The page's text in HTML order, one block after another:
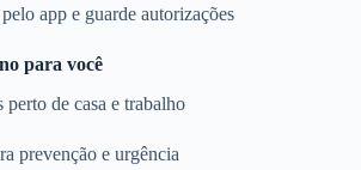
app e guarde autorizações
para você
de casa e trabalho
prevenção e urgência